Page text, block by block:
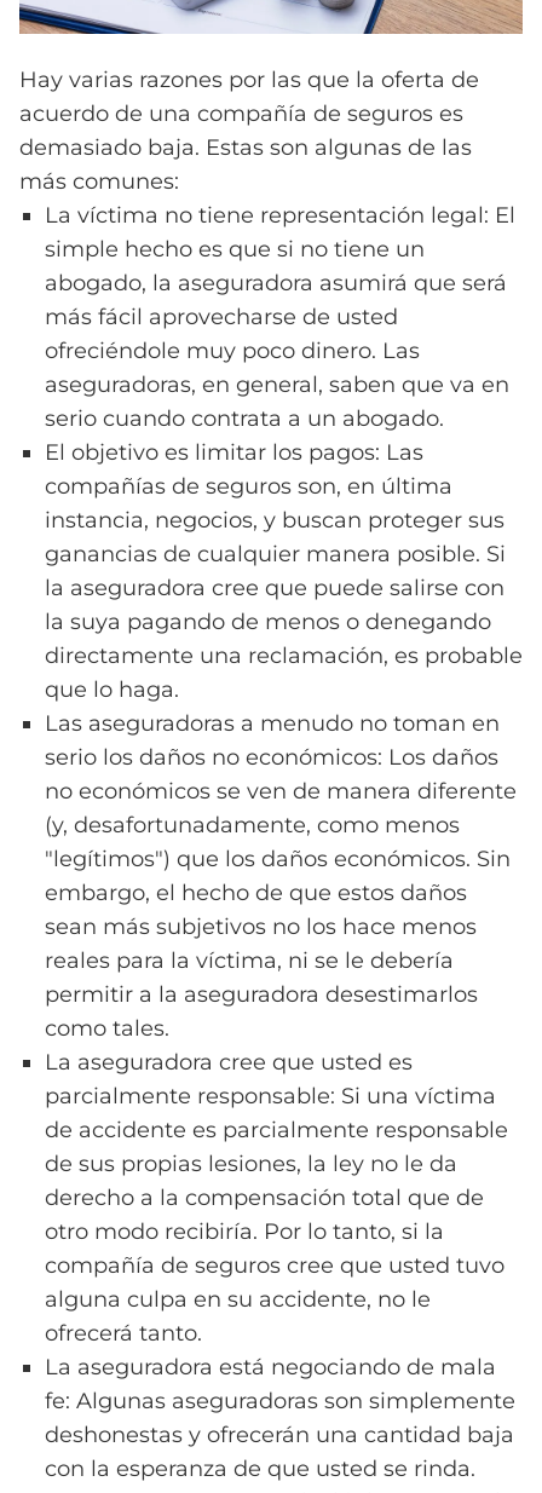
Hay varias razones por las que la oferta de
acuerdo de una compañía de seguros es
demasiado baja. Estas son algunas de las
más comunes:
La víctima no tiene representación legal: El
simple hecho es que si no tiene un
abogado, la aseguradora asumirá que será
más fácil aprovecharse de usted
ofreciéndole muy poco dinero. Las
aseguradoras, en general, saben que va en
serio cuando contrata a un abogado.
El objetivo es limitar los pagos: Las
compañías de seguros son, en última
instancia, negocios, y buscan proteger sus
ganancias de cualquier manera posible. Si
la aseguradora cree que puede salirse con
la suya pagando de menos o denegando
directamente una reclamación, es probable
que lo haga.
Las aseguradoras a menudo no toman en
serio los daños no económicos: Los daños
no económicos se ven de manera diferente
(y, desafortunadamente, como menos
"legítimos") que los daños económicos. Sin
embargo, el hecho de que estos daños
sean más subjetivos no los hace menos
reales para la víctima, ni se le debería
permitir a la aseguradora desestimarlos
como tales.
La aseguradora cree que usted es
parcialmente responsable: Si una víctima
de accidente es parcialmente responsable
de sus propias lesiones, la ley no le da
derecho a la compensación total que de
otro modo recibiría. Por lo tanto, si la
compañía de seguros cree que usted tuvo
alguna culpa en su accidente, no le
ofrecerá tanto.
La aseguradora está negociando de mala
fe: Algunas aseguradoras son simplemente
deshonestas y ofrecerán una cantidad baja
con la esperanza de que usted se rinda.